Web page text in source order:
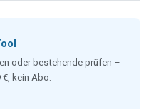
oder bestehende prüfen –
€, kein Abo.